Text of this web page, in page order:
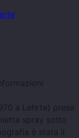
a Lehrte) prese
spray sotto
è stata il